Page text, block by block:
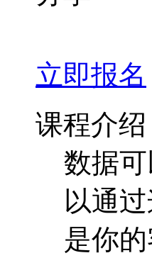
立即报名
课程介绍
数据
以通
是你